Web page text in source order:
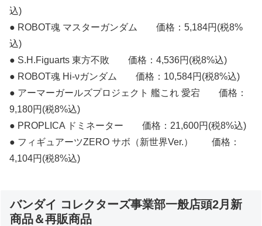
込)
● ROBOT魂 マスターガンダム 価格：5,184円(税8%
込)
● S.H.Figuarts 東方不敗 価格：4,536円(税8%込)
● ROBOT魂 Hi-νガンダム 価格：10,584円(税8%込)
● アーマーガールズプロジェクト 艦これ 愛宕 価格：
9,180円(税8%込)
● PROPLICA ドミネーター 価格：21,600円(税8%込)
● フィギュアーツZERO サボ（新世界Ver.） 価格：
4,104円(税8%込)
バンダイ コレクターズ事業部一般店頭2月新
商品＆再販商品